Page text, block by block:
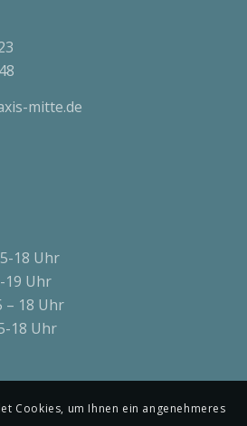
mitte.de
18 Uhr
19 Uhr
– 18 Uhr
18 Uhr
Cookies, um Ihnen ein angenehmeres